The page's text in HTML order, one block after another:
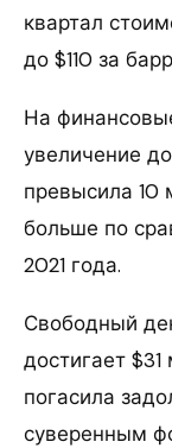
квартал
до $110 за
На
увеличение
превысила 10
больше по
2021 года.
Свободный
достигает
погасила
суверенным